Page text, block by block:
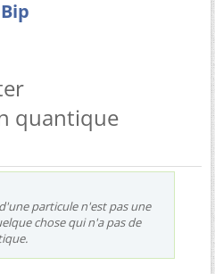
Bip
quantique
particule n'est pas une
chose qui n'a pas de